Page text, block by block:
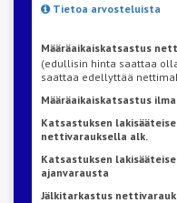
Tietoa arvosteluista
Määräaikaiskatsastus
(edullisin hinta saattaa
saattaa edellyttää
Määräaikaiskatsastus
Katsastuksen
nettivarauksella alk.
Katsastuksen
ajanvarausta
Jälkitarkastus